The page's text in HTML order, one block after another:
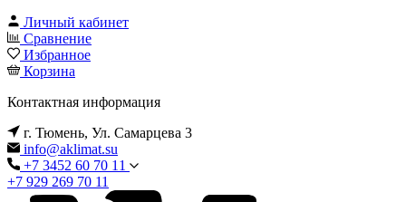
Личный кабинет
Сравнение
Избранное
Корзина
Контактная информация
г. Тюмень, Ул. Самарцева 3
info@aklimat.su
+7 3452 60 70 11
+7 929 269 70 11